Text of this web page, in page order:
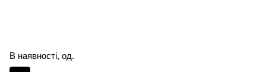
В наявності, од.